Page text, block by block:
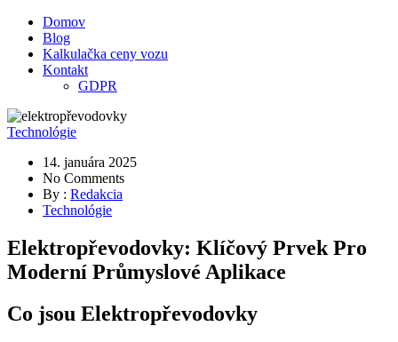
Domov
Blog
Kalkulačka ceny vozu
Kontakt
GDPR
Technológie
14. januára 2025
No Comments
By : Redakcia
Technológie
Elektropřevodovky: Klíčový Prvek Pro
Moderní Průmyslové Aplikace
Co jsou Elektropřevodovky